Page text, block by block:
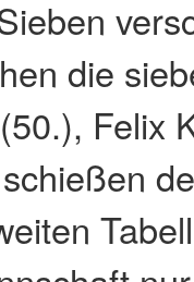
die
Felix